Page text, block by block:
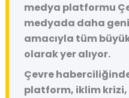
medya platformu
medyada daha
amacıyla tüm
olarak yer alıyor.
Çevre
platform, iklim